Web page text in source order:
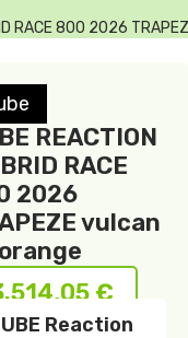
RACE 800 2026
REACTION
RACE
2026
vulcan
€
Reaction